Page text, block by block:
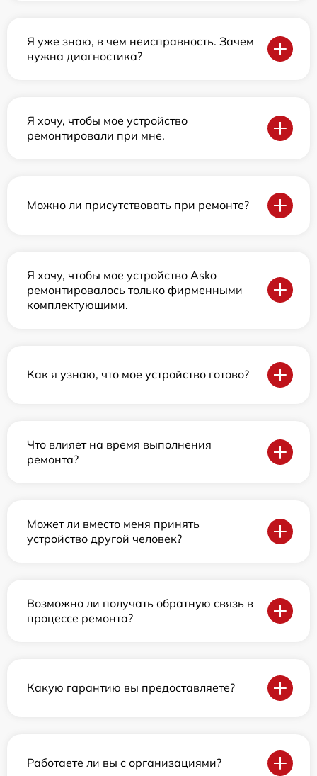
Я уже знаю, в чем неисправность. Зачем
нужна диагностика?
Я хочу, чтобы мое устройство
ремонтировали при мне.
Можно ли присутствовать при ремонте?
Я хочу, чтобы мое устройство Asko
ремонтировалось только фирменными
комплектующими.
Как я узнаю, что мое устройство готово?
Что влияет на время выполнения
ремонта?
Может ли вместо меня принять
устройство другой человек?
Возможно ли получать обратную связь в
процессе ремонта?
Какую гарантию вы предоставляете?
Работаете ли вы с организациями?